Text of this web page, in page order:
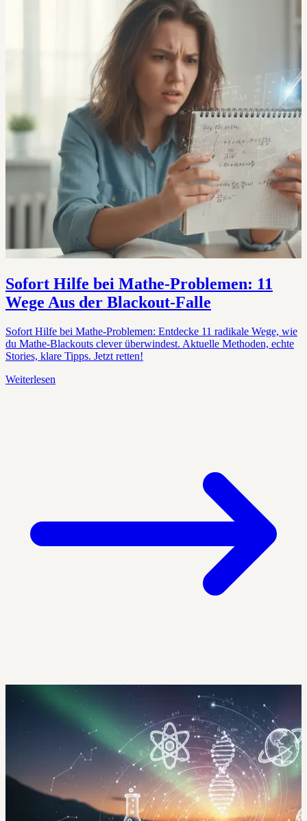
Sofort Hilfe bei Mathe-Problemen: 11
Wege Aus der Blackout-Falle
Sofort Hilfe bei Mathe-Problemen: Entdecke 11 radikale Wege, wie
du Mathe-Blackouts clever überwindest. Aktuelle Methoden, echte
Stories, klare Tipps. Jetzt retten!
Weiterlesen